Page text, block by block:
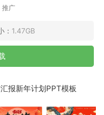
推广
： 1.47GB
报新年计划PPT模板